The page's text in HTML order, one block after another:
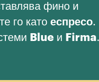
фино и
го като еспресо.
Blue и Firma.